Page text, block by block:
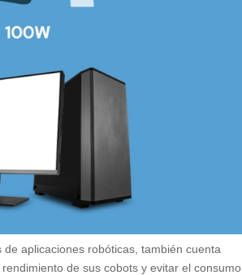
aplicaciones robóticas, también cuenta
de sus cobots y evitar el consumo